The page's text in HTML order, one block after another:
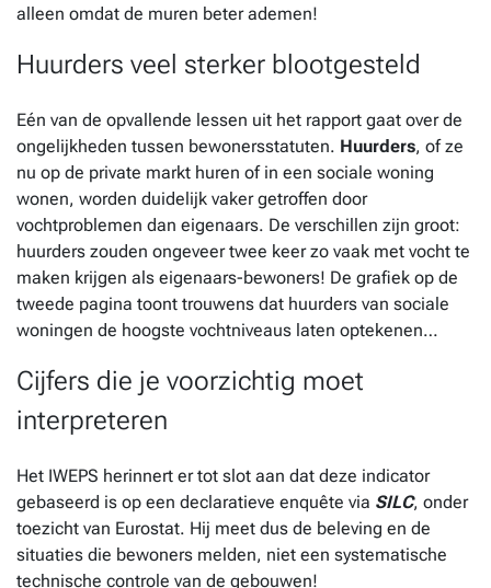
alleen omdat de muren beter ademen!
Huurders veel sterker blootgesteld
Eén van de opvallende lessen uit het rapport gaat over de
ongelijkheden tussen bewonersstatuten. Huurders, of ze
nu op de private markt huren of in een sociale woning
wonen, worden duidelijk vaker getroffen door
vochtproblemen dan eigenaars. De verschillen zijn groot:
huurders zouden ongeveer twee keer zo vaak met vocht te
maken krijgen als eigenaars-bewoners! De grafiek op de
tweede pagina toont trouwens dat huurders van sociale
woningen de hoogste vochtniveaus laten optekenen…
Cijfers die je voorzichtig moet
interpreteren
Het IWEPS herinnert er tot slot aan dat deze indicator
gebaseerd is op een declaratieve enquête via SILC, onder
toezicht van Eurostat. Hij meet dus de beleving en de
situaties die bewoners melden, niet een systematische
technische controle van de gebouwen!